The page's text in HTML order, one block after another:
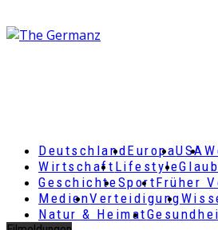
DeutschlandEuropaUSA
Wirtschaft Lifestyle
GeschichteSportFrüher
MedienVerteidigung
Natur & Heimat